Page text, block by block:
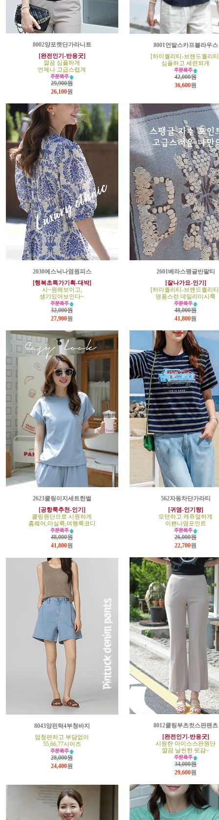
8002양포켓단가라니트
[완전인기-반응굿]
깔끔 심플하게
언제나 고급스럽게
29,900원
26,100원
8001언발스카프블라우스
[하이퀄리티-브랜드퀄리
심플하고 세련되게
42,000원
36,600원
2030에스닉나염원피스
[행복초특가기획-대박]
시~원해보이고,
생기있어보인다~
32,000원
27,900원
2601베라스팽글반팔티
[잘나가요-인기]
[하이퀄리티-브랜드퀄리
명품스런 데일리미시룩
48,000원
41,800원
2623쿨링이지세트한벌
[공항룩추천-인기]
쿨링원단으로 시원하게
홈웨어,마실룩,여행룩코디
48,000원
41,800원
562자동차단가라티
[귀염-인기짱]
모던하고 캐쥬얼하게
이쁜나염포인트
26,000원
22,700원
8043양핀턱4부청바지
엄청편하고 부담없이
55,66,77사이즈
28,000원
24,400원
8012쿨링부츠컷스판팬츠
[완전인기-반응굿]
시원한 아이스스판원단
깔끔 날씬한 핏감~
34,000원
29,600원